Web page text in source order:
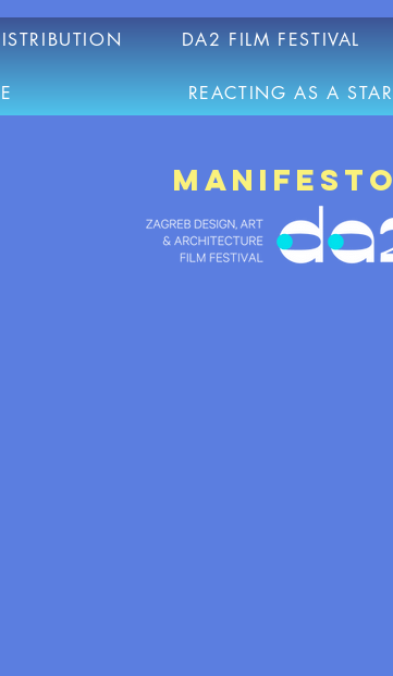
DA2 FILM FESTIVAL
REACTING AS A STAR
manifesto